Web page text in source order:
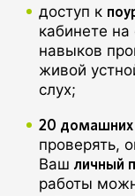
доступ к
кабинете
навыков
живой
слух;
20 домашних
проверять,
Ваш личный
работы